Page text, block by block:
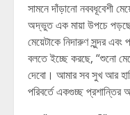
সামনে দাঁড়ানো নববধূবেশী
অদ্ভুত এক মায়া উপচে
মেয়েটাকে নিদারুণ সুন্দর
বলতে ইচ্ছে করছে, “শুনো
দেবো। আমার সব সুখ আর
পরিবর্তে একগুচ্ছ